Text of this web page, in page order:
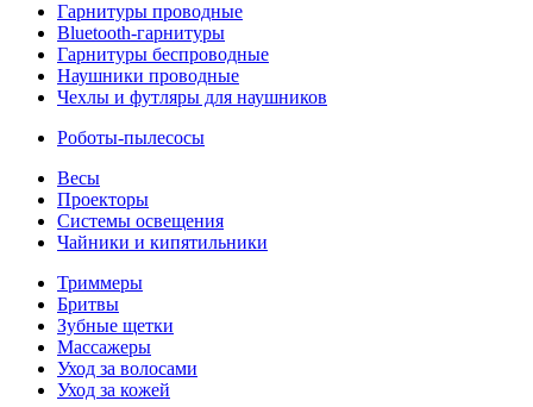
Гарнитуры проводные
Bluetooth-гарнитуры
Гарнитуры беспроводные
Наушники проводные
Чехлы и футляры для наушников
Роботы-пылесосы
Весы
Проекторы
Системы освещения
Чайники и кипятильники
Триммеры
Бритвы
Зубные щетки
Массажеры
Уход за волосами
Уход за кожей